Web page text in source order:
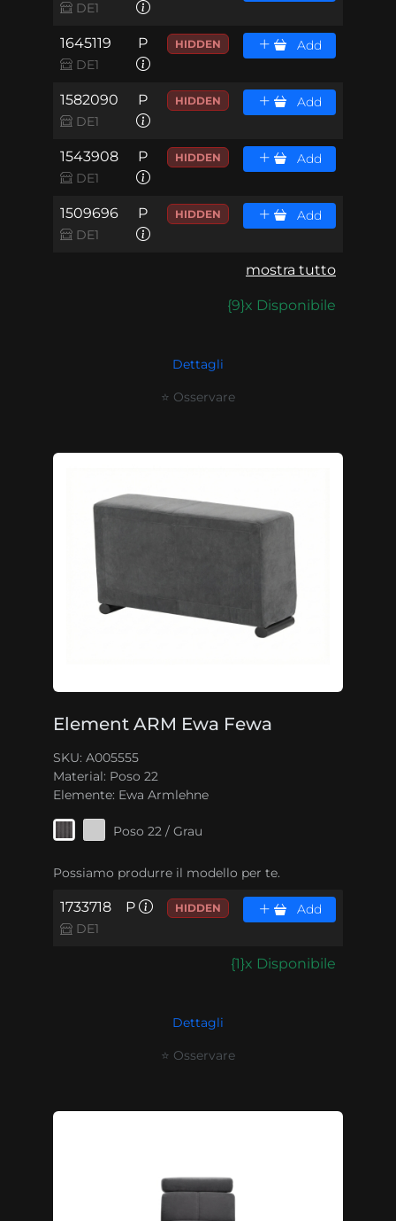
DE1
1645119
DE1
P HIDDEN Add
1582090
DE1
P HIDDEN Add
1543908
DE1
P HIDDEN Add
1509696
DE1
P HIDDEN Add
mostra tutto
{9}x Disponibile
Dettagli
⭐ Osservare
Element ARM Ewa Fewa
SKU: A005555
Material: Poso 22
Elemente: Ewa Armlehne
Poso 22 / Grau
Possiamo produrre il modello per te.
1733718
DE1
P HIDDEN Add
{1}x Disponibile
Dettagli
⭐ Osservare